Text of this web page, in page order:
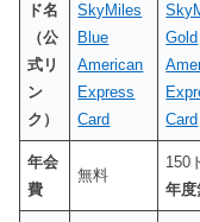
ド名
（公
式リ
ン
ク）
SkyMiles
Blue
American
Express
Card
Gold
Card
年会
費
無料
150
年